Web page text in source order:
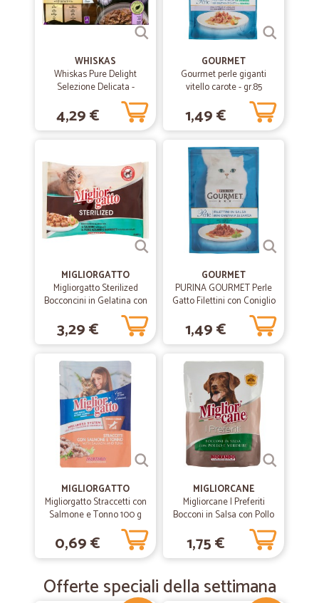
Gestione dell'ordine eccellente. In ogni momento potevo controllare
lo stato dell'ordine e pianificare la consegna . Ottima scelta del
corriere che nella mia zona è il migliore.
WHISKAS
Whiskas Pure Delight
Selezione Delicata -
Tenerezze - in Gelatina 1+
Years 4 x 85 gr.
4,29 €
GOURMET
Gourmet perle giganti
vitello carote - gr.85
1,49 €
MIGLIORGATTO
Migliorgatto Sterilized
Bocconcini in Gelatina con
Salmone - Pesce Azzurro e
Gamberetti 4 x 85 gr.
3,29 €
GOURMET
PURINA GOURMET Perle
Gatto Filettini con Coniglio
1,49 €
MIGLIORGATTO
Migliorgatto Straccetti con
Salmone e Tonno 100 g
0,69 €
MIGLIORCANE
Migliorcane I Preferiti
Bocconi in Salsa con Pollo
e Verdure 300 gr.
1,75 €
Offerte speciali della settimana